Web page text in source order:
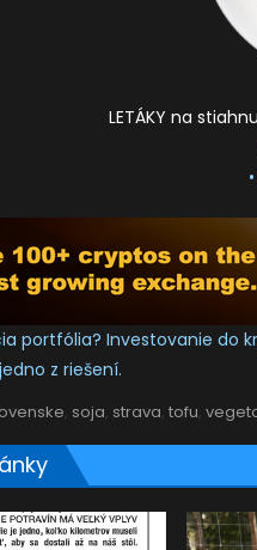
LETÁKY na
portfólia? Investovanie do
z riešení.
, soja, strava, tofu,